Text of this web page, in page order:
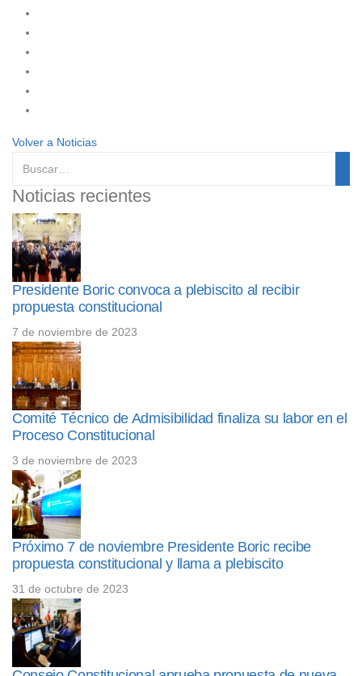
Volver a Noticias
Noticias recientes
Presidente Boric convoca a plebiscito al recibir
propuesta constitucional
7 de noviembre de 2023
Comité Técnico de Admisibilidad finaliza su labor en el
Proceso Constitucional
3 de noviembre de 2023
Próximo 7 de noviembre Presidente Boric recibe
propuesta constitucional y llama a plebiscito
31 de octubre de 2023